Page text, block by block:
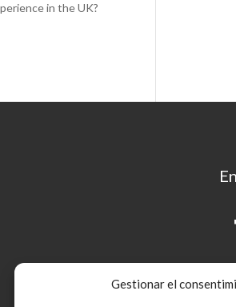
Gestionar el
in the UK?